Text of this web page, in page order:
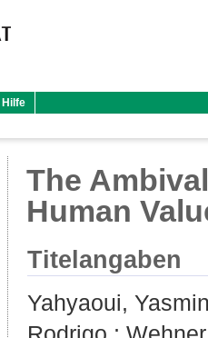
Hilfe
The
Human
Titelangaben
Yahyaoui,